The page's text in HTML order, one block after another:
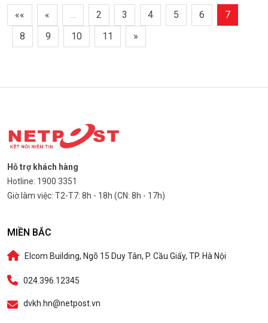
«« « 2 3 4 5 6
7
8
9 10 11 »
Hỗ trợ khách hàng
Hotline: 1900 3351
Giờ làm việc: T2-T7: 8h - 18h (CN: 8h - 17h)
MIỀN BẮC
Elcom Building, Ngõ 15 Duy Tân, P. Cầu Giấy, TP. Hà Nội
024.396.12345
dvkh.hn@netpost.vn